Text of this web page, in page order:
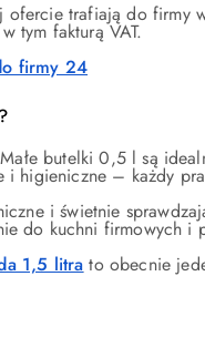
ofercie trafiają do firmy
tym fakturą VAT.
firmy 24
butelki 0,5 l są
i higieniczne – każdy
i świetnie
do kuchni firmowych i
1,5 litra to obecnie